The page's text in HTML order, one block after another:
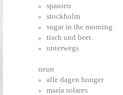
spanien.
stockholm
sugar in the morning.
tisch und beet.
unterwegs
neun
alle dagen honger
maría solares